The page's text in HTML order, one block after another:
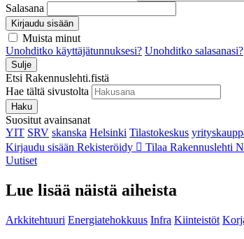
Salasana
Kirjaudu sisään
Muista minut
Unohditko käyttäjätunnuksesi? Unohditko salasanasi?
Sulje
Etsi Rakennuslehti.fistä
Hae tältä sivustolta
Haku
Suositut avainsanat
YIT SRV skanska Helsinki Tilastokeskus
Kirjaudu sisään Rekisteröidy Tilaa Rakennuslehti
Uutiset
Lue lisää näistä aiheista
Arkkitehtuuri Energiatehokkuus Infra Kiinteistöt